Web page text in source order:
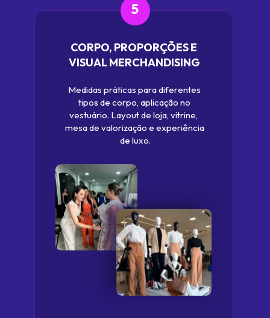
CORPO, PROPORÇÕES E
VISUAL MERCHANDISING
5
Medidas práticas para diferentes
tipos de corpo, aplicação no
vestuário. Layout de loja, vitrine,
mesa de valorização e experiência
de luxo.